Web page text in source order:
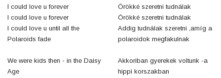
I could love u forever
I could love u forever
I could love u until all the
Polaroids fade
We were kids then - in the Daisy
Age
Örökké szeretni tudnálak
Örökké szeretni tudnálak
Addig tudnálak szeretni ,amíg a
polaroidok megfakulnak
Akkoriban gyerekek voltunk -a
hippi korszakban